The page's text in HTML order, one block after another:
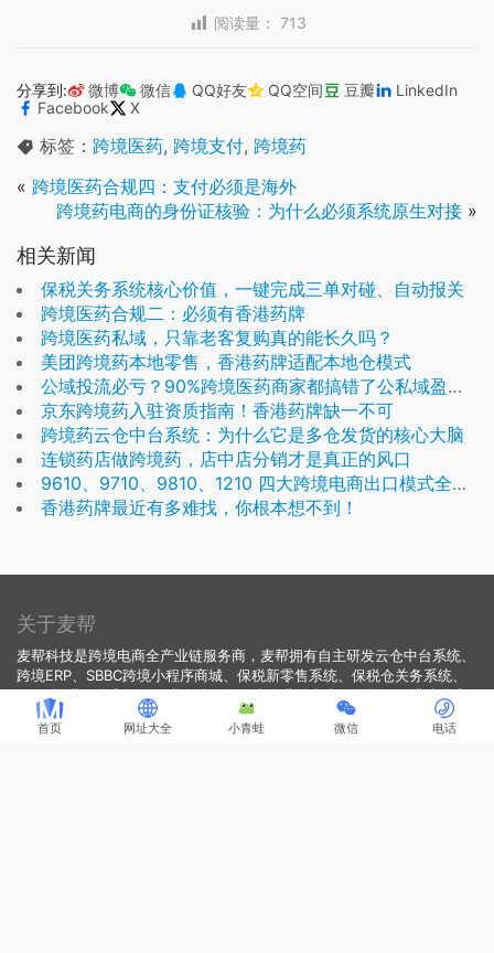
阅读量： 713
分享到: 微博 微信 QQ好友 QQ空间 豆瓣
LinkedIn
Facebook
X
标签： 跨境医药, 跨境支付, 跨境药
« 跨境医药合规四：支付必须是海外
跨境药电商的身份证核验：为什么必须系统原生对接 »
相关新闻
保税关务系统核心价值，一键完成三单对碰、自动报关
跨境医药合规二：必须有香港药牌
跨境医药私域，只靠老客复购真的能长久吗？
美团跨境药本地零售，香港药牌适配本地仓模式
公域投流必亏？90%跨境医药商家都搞错了公私域盈利逻辑
京东跨境药入驻资质指南！香港药牌缺一不可
跨境药云仓中台系统：为什么它是多仓发货的核心大脑
连锁药店做跨境药，店中店分销才是真正的风口
9610、9710、9810、1210 四大跨境电商出口模式全面对比
香港药牌最近有多难找，你根本想不到！
关于麦帮
麦帮科技是跨境电商全产业链服务商，麦帮拥有自主研发云仓中台系统、
跨境ERP、SBBC跨境小程序商城、保税新零售系统、保税仓关务系统、
WMS及进口供应链、保税仓储服务。为企业整合上下游资源，搭建供应
链云中台及私域跨境电商平台，完成线上线下自营及分销业务，并对接海
关完成数字化报关清关服务。麦帮服务客户包括供应链、保税仓、电商平
首页 网址大全 小青蛙 微信 电话